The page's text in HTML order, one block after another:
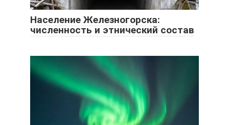
Население Железногорска:
численность и этнический состав